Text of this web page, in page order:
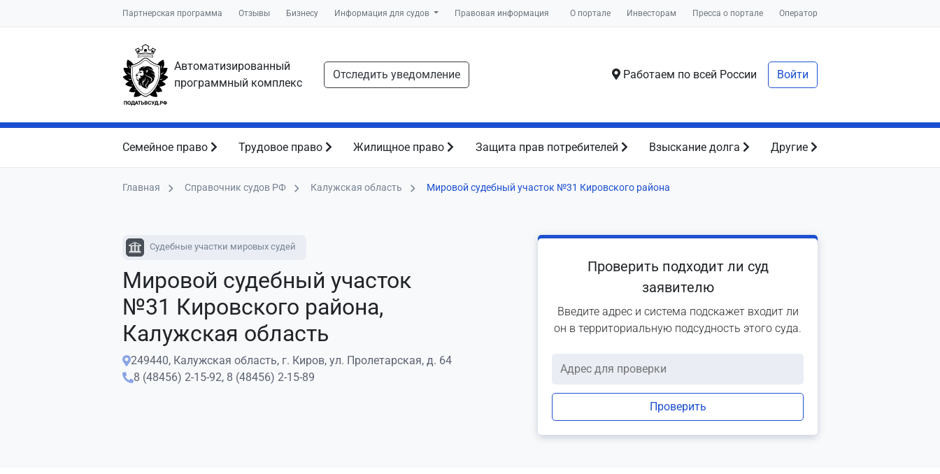
Партнерская программа Отзывы Бизнесу Информация для судов Правовая информация О портале Инвесторам Пресса о портале Оператор
Автоматизированный
программный комплекс
Отследить уведомление Работаем по всей России Войти
Семейное право Трудовое право Жилищное право Защита прав потребителей Взыскание долга Другие
Главная Справочник судов РФ Калужская область Мировой судебный участок №31 Кировского района
Судебные участки мировых судей
Мировой судебный участок
№31 Кировского района,
Калужская область
249440, Калужская область, г. Киров, ул. Пролетарская, д. 64
8 (48456) 2-15-92, 8 (48456) 2-15-89
Проверить подходит ли суд
заявителю
Введите адрес и система подскажет входит ли
он в территориальную подсудность этого суда.
Проверить